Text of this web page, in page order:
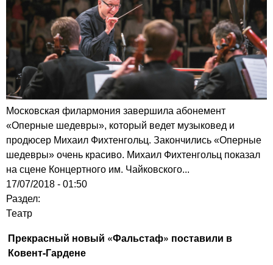
Московская филармония завершила абонемент
«Оперные шедевры», который ведет музыковед и
продюсер Михаил Фихтенгольц. Закончились «Оперные
шедевры» очень красиво. Михаил Фихтенгольц показал
на сцене Концертного им. Чайковского...
17/07/2018 - 01:50
Раздел:
Театр
Прекрасный новый «Фальстаф» поставили в
Ковент-Гардене